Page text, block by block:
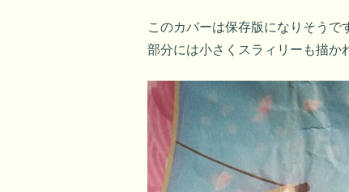
このカバーは保存版になりそうで
部分には小さくスラィリーも描か